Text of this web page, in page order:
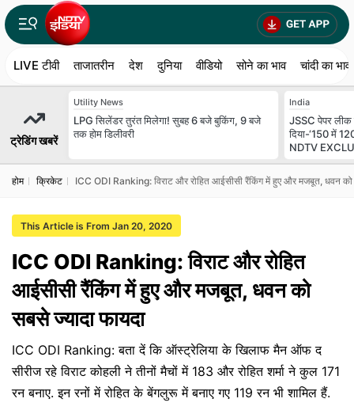
LIVE टीवी ताजातरीन देश दुनिया वीडियो सोने का भाव चांदी का भाव
ट्रेडिंग खबरें
Utility News
LPG सिलेंडर तुरंत मिलेगा! सुबह 6 बजे बुकिंग, 9 बजे
तक होम डिलीवरी
India
JSSC पेपर
दिया-‘150 में
NDTV
होम क्रिकेट ICC ODI Ranking: विराट और रोहित आईसीसी रैंकिंग में हुए और मजबूत, धवन को
This Article is From Jan 20, 2020
ICC ODI Ranking: विराट और रोहित
आईसीसी रैंकिंग में हुए और मजबूत, धवन को
सबसे ज्यादा फायदा
ICC ODI Ranking: बता दें कि ऑस्ट्रेलिया के खिलाफ मैन ऑफ द
सीरीज रहे विराट कोहली ने तीनों मैचों में 183 और रोहित शर्मा ने कुल 171
रन बनाए. इन रनों में रोहित के बेंगलुरू में बनाए गए 119 रन भी शामिल हैं.